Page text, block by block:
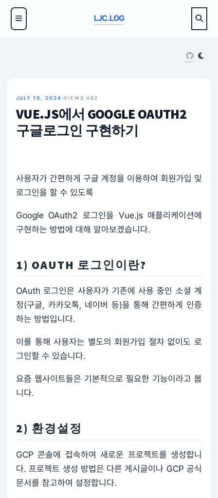
LJC.LOG
JULY 10, 2024 VIEWS 462
VUE.JS에서 GOOGLE OAUTH2
구글로그인 구현하기
사용자가 간편하게 구글 계정을 이용하여 회원가입 및
로그인을 할 수 있도록
Google OAuth2 로그인을 Vue.js 애플리케이션에
구현하는 방법에 대해 알아보겠습니다.
1) OAUTH 로그인이란?
OAuth 로그인은 사용자가 기존에 사용 중인 소셜 계
정(구글, 카카오톡, 네이버 등)을 통해 간편하게 인증
하는 방법입니다.
이를 통해 사용자는 별도의 회원가입 절차 없이도 로
그인할 수 있습니다.
요즘 웹사이트들은 기본적으로 필요한 기능이라고 봅
니다.
2) 환경설정
GCP 콘솔에 접속하여 새로운 프로젝트를 생성합니
다. 프로젝트 생성 방법은 다른 게시글이나 GCP 공식
문서를 참고하여 설정합니다.